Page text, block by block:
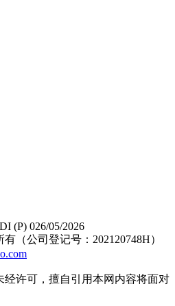
(P) 026/05/2026
（公司登记号：202120748H）
许可，擅自引用本网内容将面对